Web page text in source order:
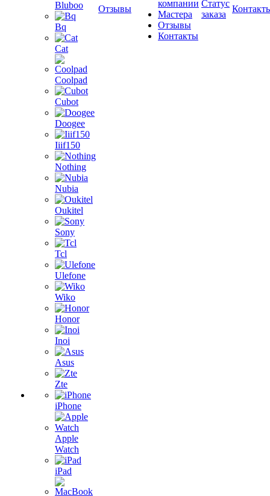
Bluboo
Bq
Cat
Coolpad
Cubot
Doogee
Iiif150
Nothing
Nubia
Oukitel
Sony
Tcl
Ulefone
Wiko
Honor
Inoi
Asus
Zte
iPhone
Apple
Watch
iPad
Отзывы
компании
Мастера
Отзывы
Контакты
Статус
заказа